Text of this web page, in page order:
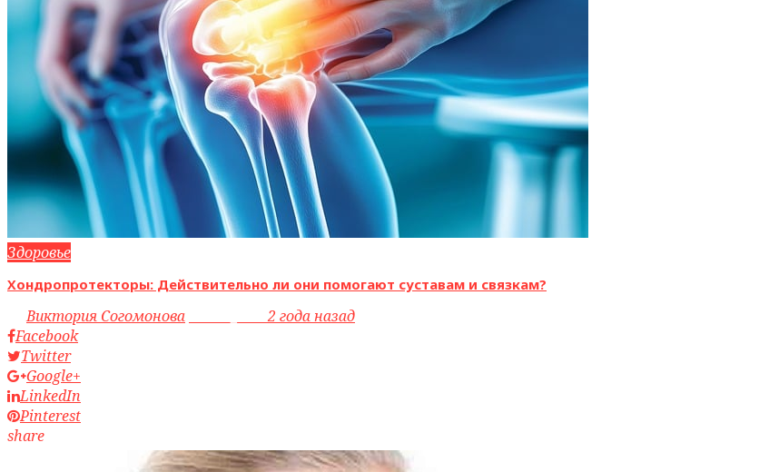
Здоровье
Хондропротекторы: Действительно ли они помогают суставам и связкам?
byВиктория Согомонова access_time2 года назад
Facebook
Twitter
Google+
LinkedIn
Pinterest
share